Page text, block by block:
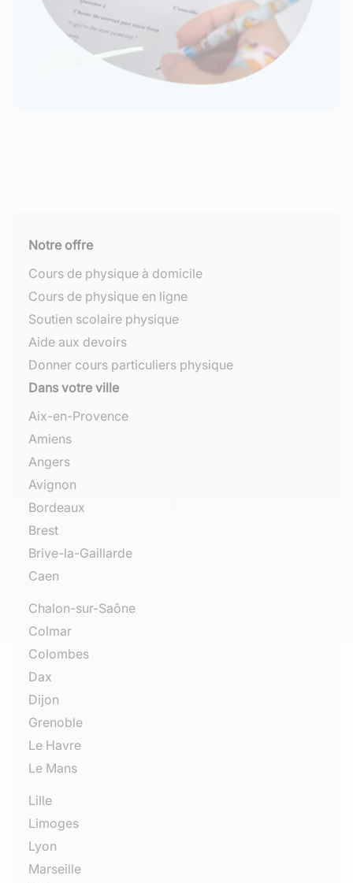
Notre offre
Cours de physique à domicile
Cours de physique en ligne
Soutien scolaire physique
Aide aux devoirs
Donner cours particuliers physique
Dans votre ville
Aix-en-Provence
Amiens
Angers
Avignon
Bordeaux
Brest
Brive-la-Gaillarde
Caen
Chalon-sur-Saône
Colmar
Colombes
Dax
Dijon
Grenoble
Le Havre
Le Mans
Lille
Limoges
Lyon
Marseille